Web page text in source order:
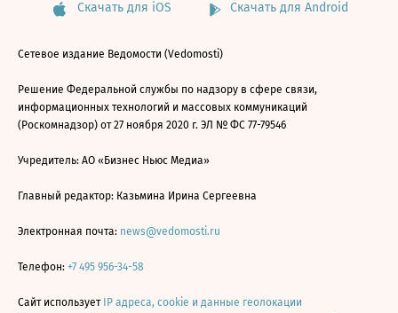
Скачать для iOS Скачать для Android
Сетевое издание Ведомости (Vedomosti)
Решение Федеральной службы по надзору в сфере связи,
информационных технологий и массовых коммуникаций
(Роскомнадзор) от 27 ноября 2020 г. ЭЛ № ФС 77-79546
Учредитель: АО «Бизнес Ньюс Медиа»
Главный редактор: Казьмина Ирина Сергеевна
Электронная почта: news@vedomosti.ru
Телефон: +7 495 956-34-58
Сайт использует IP адреса, cookie и данные геолокации